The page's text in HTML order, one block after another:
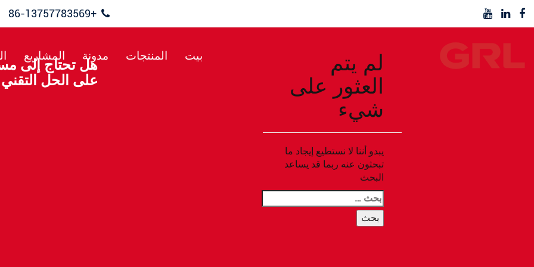
+86-13757783569
بيت المنتجات مدونة المشاريع
لم يتم
العثور على
شيء
يبدو أننا لا نستطيع إيجاد ما
تبحثون عنه ربما قد يساعد
البحث
البحث
عن:
هل تحتاج إلى
على الحل